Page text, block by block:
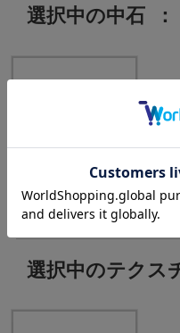
選択中の中石 ：
中石：0.30ct
選択中のテクス